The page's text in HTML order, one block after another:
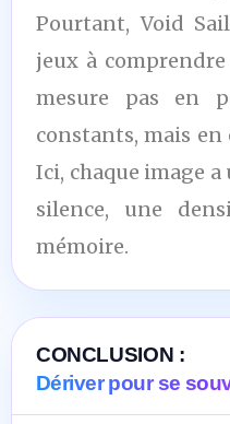
Pourtant, Void
jeux à comprendre
mesure pas en
constants, mais en
Ici, chaque image a
silence, une
mémoire.
CONCLUSION :
Dériver pour se